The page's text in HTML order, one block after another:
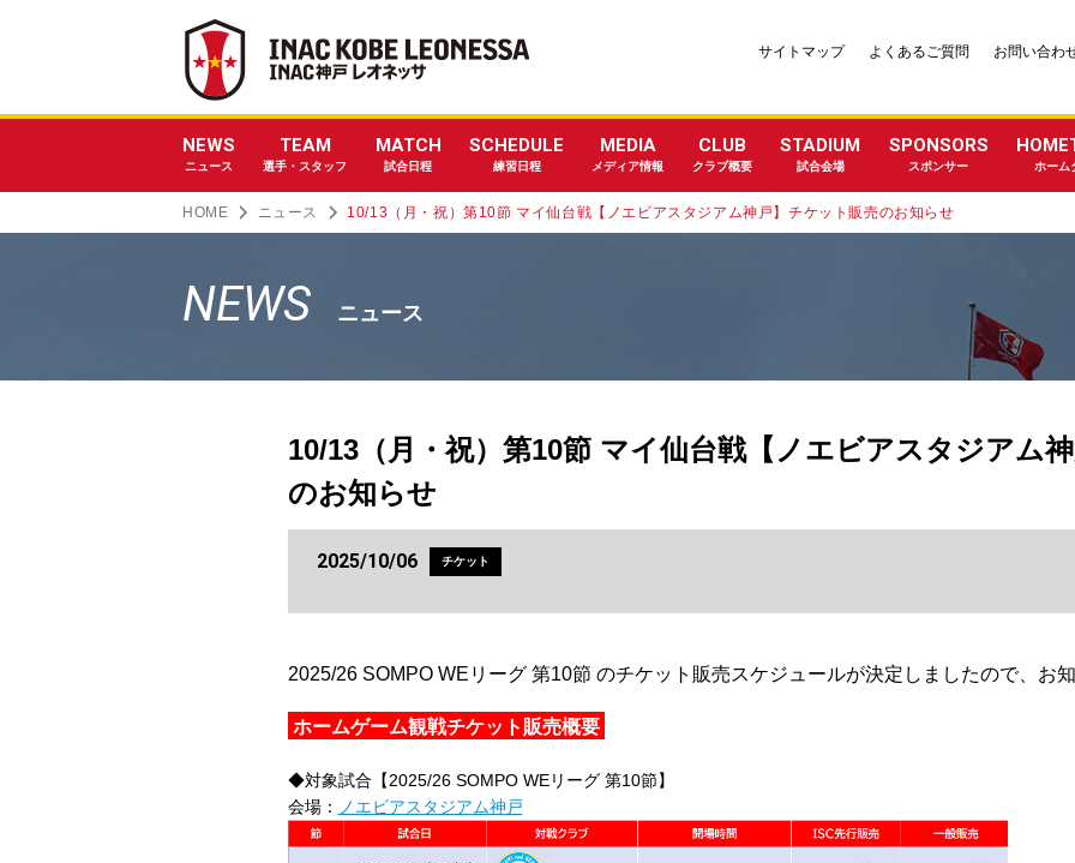
NEWS
ニュース
TEAM
選手・スタッフ
MATCH
試合日程
SCHEDULE
練習日程
MEDIA
メディア情報
CLUB
クラブ概要
STADIUM
試合会場
SPONSORS
スポンサー ホーム
サイトマップ よくあるご質問 お問い合わ
HOME ニュース 10/13（月・祝）第10節 マイ仙台戦【ノエビアスタジアム神戸】チケット販売のお知らせ
NEWS ニュース
10/13（月・祝）第10節 マイ仙台戦【ノエビアスタジアム
のお知らせ
2025/10/06 チケット
2025/26 SOMPO WEリーグ 第10節 のチケット販売スケジュールが決定しましたので、お知
ホームゲーム観戦チケット販売概要
◆対象試合【2025/26 SOMPO WEリーグ 第10節】
会場：
ノエビアスタジアム神戸